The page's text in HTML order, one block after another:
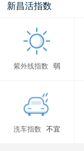
新昌活指数
紫外线指数 弱
洗车指数 不宜